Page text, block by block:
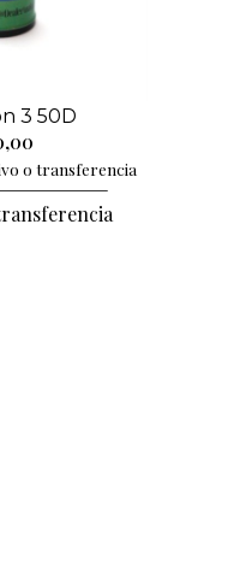
3 50D
o transferencia